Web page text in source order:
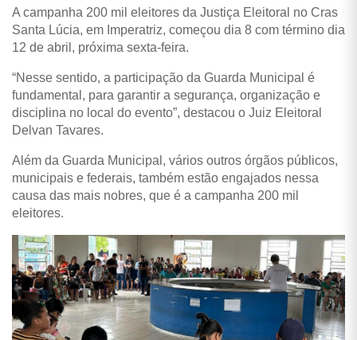
A campanha 200 mil eleitores da Justiça Eleitoral no Cras
Santa Lúcia, em Imperatriz, começou dia 8 com término dia
12 de abril, próxima sexta-feira.
“Nesse sentido, a participação da Guarda Municipal é
fundamental, para garantir a segurança, organização e
disciplina no local do evento”, destacou o Juiz Eleitoral
Delvan Tavares.
Além da Guarda Municipal, vários outros órgãos públicos,
municipais e federais, também estão engajados nessa
causa das mais nobres, que é a campanha 200 mil
eleitores.